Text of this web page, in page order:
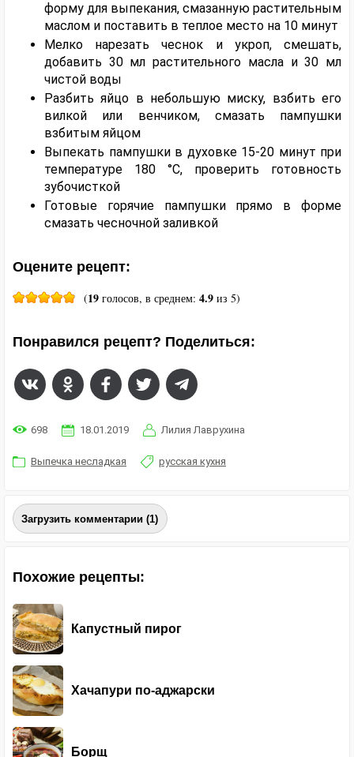
форму для выпекания, смазанную растительным
маслом и поставить в теплое место на 10 минут
Мелко нарезать чеснок и укроп, смешать,
добавить 30 мл растительного масла и 30 мл
чистой воды
Разбить яйцо в небольшую миску, взбить его
вилкой или венчиком, смазать пампушки
взбитым яйцом
Выпекать пампушки в духовке 15-20 минут при
температуре 180 °C, проверить готовность
зубочисткой
Готовые горячие пампушки прямо в форме
смазать чесночной заливкой
Оцените рецепт:
(19 голосов, в среднем: 4.9 из 5)
Понравился рецепт? Поделиться:
698 18.01.2019 Лилия Лаврухина
Выпечка несладкая русская кухня
Загрузить комментарии (1)
Похожие рецепты:
Капустный пирог
Хачапури по-аджарски
Борщ